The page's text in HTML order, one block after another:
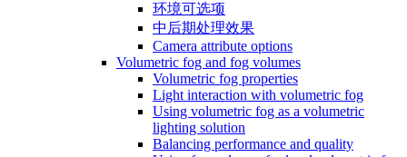
环境可选项
中后期处理效果
Camera attribute options
Volumetric fog and fog volumes
Volumetric fog properties
Light interaction with volumetric fog
Using volumetric fog as a volumetric
lighting solution
Balancing performance and quality